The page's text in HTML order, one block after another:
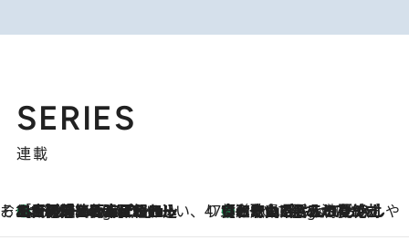
SERIES
連載
そおだよおこの関西おいしい、おやつ紀行8 Hours Ago
［大阪府箕面市］一皿一皿目の前で仕上げられる、料理を巧みに組み込んだアシェットデセールコース「ミチル アシェット デセール（Michiru assiette dessert）」 47都道府県の手みやげ ひんやりスイーツで夏を満喫
8 Hours Ago
【和歌山県】この夏絶対食べたい 冷やしておいしいおやつ3選 みかんがごろっと丸ごと入ったジュレ